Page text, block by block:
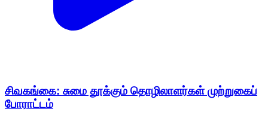
சிவகங்கை: சுமை தூக்கும் தொழிலாளர்கள் முற்றுகைப்
போராட்டம்